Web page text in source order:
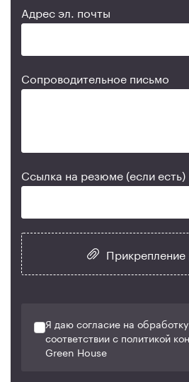
Адрес эл. почты
Сопроводительное письмо
Ссылка на резюме (если есть)
Я даю согласие на
соответствии с политикой
Green House